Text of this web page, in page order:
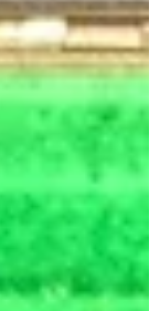
照相機，序號：
Collections | 黑
名稱： 民國24
旁軸連動測距照
鏡頭與原廠皮套）
Original Leather